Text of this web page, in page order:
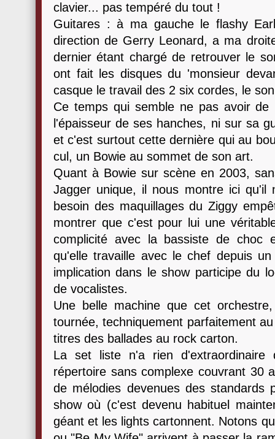
clavier... pas tempéré du tout !
Guitares : à ma gauche le flashy
direction de Gerry Leonard, a ma
dernier étant chargé de retrouver le
ont fait les disques du 'monsieur
casque le travail des 2 six cordes, le
Ce temps qui semble ne pas avoir
l'épaisseur de ses hanches, ni sur sa
et c'est surtout cette dernière qui au
cul, un Bowie au sommet de son art.
Quant à Bowie sur scène en 2003,
Jagger unique, il nous montre ici
besoin des maquillages du Ziggy
montrer que c'est pour lui une
complicité avec la bassiste de choc
qu'elle travaille avec le chef depuis
implication dans le show participe du
de vocalistes.
Une belle machine que cet
tournée, techniquement parfaitement
titres des ballades au rock carton.
La set liste n'a rien
répertoire sans complexe couvrant 30
de mélodies devenues des
show où (c'est devenu habituel
géant et les lights cartonnent. Notons